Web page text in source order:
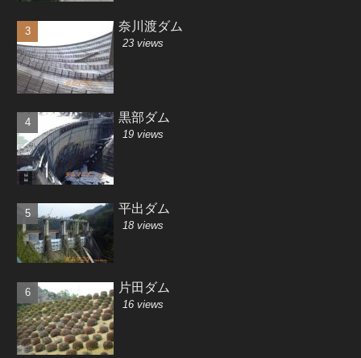
奈川渡ダム
23 views
黒部ダム
19 views
平出ダム
18 views
片田ダム
16 views